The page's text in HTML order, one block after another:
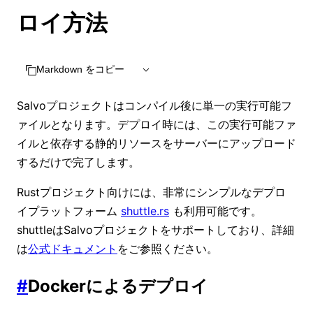
ロイ方法
Markdown をコピー
Salvoプロジェクトはコンパイル後に単一の実行可能フ
ァイルとなります。デプロイ時には、この実行可能ファ
イルと依存する静的リソースをサーバーにアップロード
するだけで完了します。
Rustプロジェクト向けには、非常にシンプルなデプロ
イプラットフォーム shuttle.rs も利用可能です。
shuttleはSalvoプロジェクトをサポートしており、詳細
は公式ドキュメント をご参照ください。
#Dockerによるデプロイ